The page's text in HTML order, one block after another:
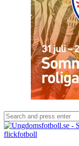
Search
for: